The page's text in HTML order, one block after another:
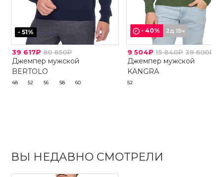
-51%
39 617₽ 80 850₽
Джемпер мужской
BERTOLO
48 52 56 58 60
-40% 2д 15ч
9 504₽ 15 840₽ 39 600₽
Джемпер мужской
KANGRA
52
ВЫ НЕДАВНО СМОТРЕЛИ